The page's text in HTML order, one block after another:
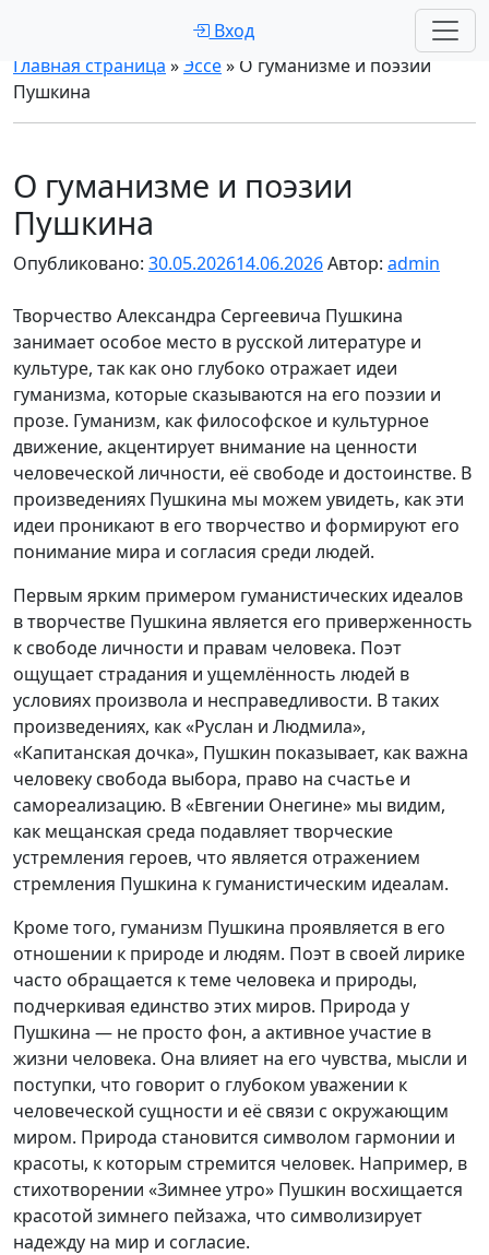
Вход
Главная страница »Эссе» О гуманизме и поэзии
Пушкина
О гуманизме и поэзии
Пушкина
Опубликовано: 30.05.202614.06.2026Автор: admin
Творчество Александра Сергеевича Пушкина
занимает особое место в русской литературе и
культуре, так как оно глубоко отражает идеи
гуманизма, которые сказываются на его поэзии и
прозе. Гуманизм, как философское и культурное
движение, акцентирует внимание на ценности
человеческой личности, её свободе и достоинстве. В
произведениях Пушкина мы можем увидеть, как эти
идеи проникают в его творчество и формируют его
понимание мира и согласия среди людей.
Первым ярким примером гуманистических идеалов
в творчестве Пушкина является его приверженность
к свободе личности и правам человека. Поэт
ощущает страдания и ущемлённость людей в
условиях произвола и несправедливости. В таких
произведениях, как «Руслан и Людмила»,
«Капитанская дочка», Пушкин показывает, как важна
человеку свобода выбора, право на счастье и
самореализацию. В «Евгении Онегине» мы видим,
как мещанская среда подавляет творческие
устремления героев, что является отражением
стремления Пушкина к гуманистическим идеалам.
Кроме того, гуманизм Пушкина проявляется в его
отношении к природе и людям. Поэт в своей лирике
часто обращается к теме человека и природы,
подчеркивая единство этих миров. Природа у
Пушкина — не просто фон, а активное участие в
жизни человека. Она влияет на его чувства, мысли и
поступки, что говорит о глубоком уважении к
человеческой сущности и её связи с окружающим
миром. Природа становится символом гармонии и
красоты, к которым стремится человек. Например, в
стихотворении «Зимнее утро» Пушкин восхищается
красотой зимнего пейзажа, что символизирует
надежду на мир и согласие.